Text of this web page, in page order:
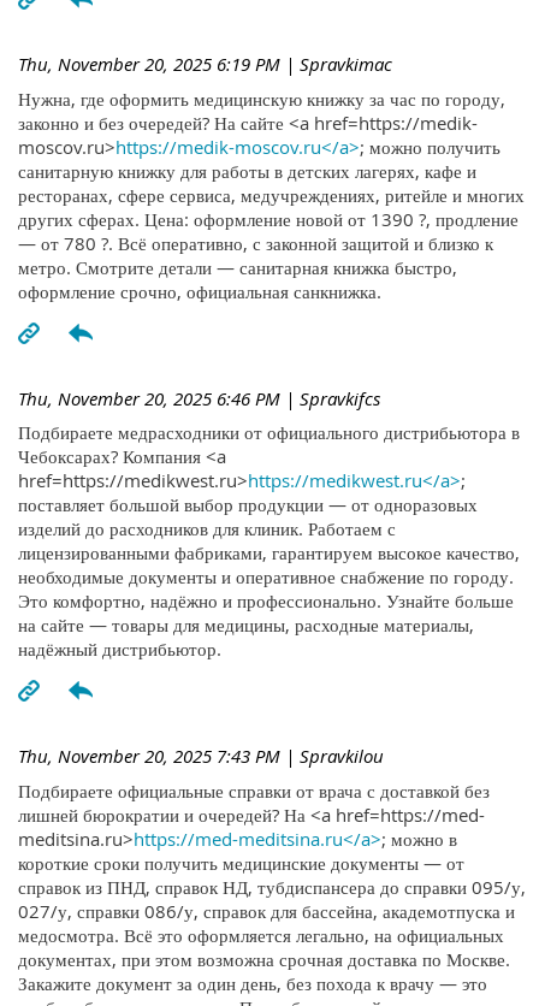
Thu, November 20, 2025 6:19 PM | Spravkimac
Нужна, где оформить медицинскую книжку за час по городу,
законно и без очередей? На сайте <a href=https://medik-
moscov.ru>https://medik-moscov.ru</a>; можно получить
санитарную книжку для работы в детских лагерях, кафе и
ресторанах, сфере сервиса, медучреждениях, ритейле и многих
других сферах. Цена: оформление новой от 1390 ?, продление
— от 780 ?. Всё оперативно, с законной защитой и близко к
метро. Смотрите детали — санитарная книжка быстро,
оформление срочно, официальная санкнижка.
Thu, November 20, 2025 6:46 PM | Spravkifcs
Подбираете медрасходники от официального дистрибьютора в
Чебоксарах? Компания <a
href=https://medikwest.ru>https://medikwest.ru</a>;
поставляет большой выбор продукции — от одноразовых
изделий до расходников для клиник. Работаем с
лицензированными фабриками, гарантируем высокое качество,
необходимые документы и оперативное снабжение по городу.
Это комфортно, надёжно и профессионально. Узнайте больше
на сайте — товары для медицины, расходные материалы,
надёжный дистрибьютор.
Thu, November 20, 2025 7:43 PM | Spravkilou
Подбираете официальные справки от врача с доставкой без
лишней бюрократии и очередей? На <a href=https://med-
meditsina.ru>https://med-meditsina.ru</a>; можно в
короткие сроки получить медицинские документы — от
справок из ПНД, справок НД, тубдиспансера до справки 095/у,
027/у, справки 086/у, справок для бассейна, академотпуска и
медосмотра. Всё это оформляется легально, на официальных
документах, при этом возможна срочная доставка по Москве.
Закажите документ за один день, без похода к врачу — это